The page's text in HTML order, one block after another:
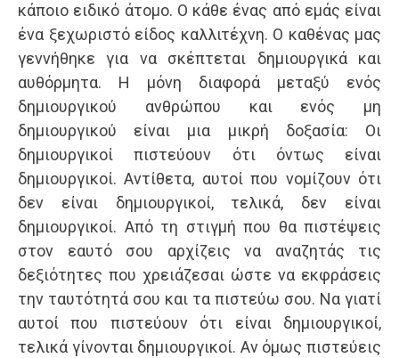
κάποιο ειδικό άτομο. Ο κάθε ένας από εμάς είναι
ένα ξεχωριστό είδος καλλιτέχνη. Ο καθένας μας
γεννήθηκε για να σκέπτεται δημιουργικά και
αυθόρμητα. Η μόνη διαφορά μεταξύ ενός
δημιουργικού ανθρώπου και ενός μη
δημιουργικού είναι μια μικρή δοξασία: Οι
δημιουργικοί πιστεύουν ότι όντως είναι
δημιουργικοί. Αντίθετα, αυτοί που νομίζουν ότι
δεν είναι δημιουργικοί, τελικά, δεν είναι
δημιουργικοί. Από τη στιγμή που θα πιστέψεις
στον εαυτό σου αρχίζεις να αναζητάς τις
δεξιότητες που χρειάζεσαι ώστε να εκφράσεις
την ταυτότητά σου και τα πιστεύω σου. Να γιατί
αυτοί που πιστεύουν ότι είναι δημιουργικοί,
τελικά γίνονται δημιουργικοί. Αν όμως πιστεύεις